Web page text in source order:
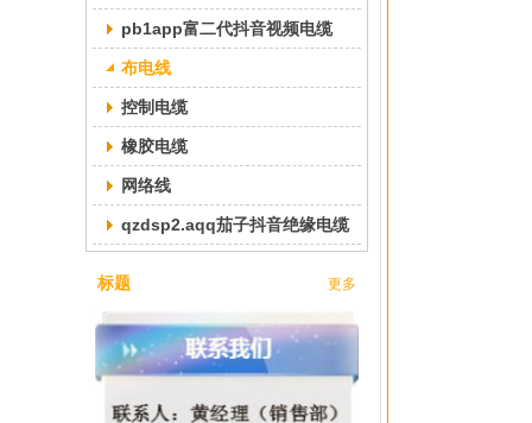
pb1app富二代抖音视频电缆
布电线
控制电缆
橡胶电缆
网络线
qzdsp2.aqq茄子抖音绝缘电缆
标题 更多